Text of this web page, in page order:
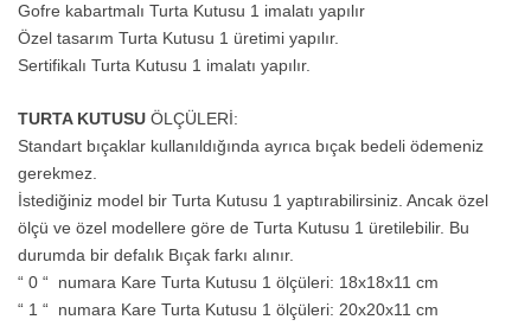
Gofre kabartmalı Turta Kutusu 1 imalatı yapılır
Özel tasarım Turta Kutusu 1 üretimi yapılır.
Sertifikalı Turta Kutusu 1 imalatı yapılır.
TURTA KUTUSU ÖLÇÜLERİ:
Standart bıçaklar kullanıldığında ayrıca bıçak bedeli ödemeniz
gerekmez.
İstediğiniz model bir Turta Kutusu 1 yaptırabilirsiniz. Ancak özel
ölçü ve özel modellere göre de Turta Kutusu 1 üretilebilir. Bu
durumda bir defalık Bıçak farkı alınır.
“ 0 “ numara Kare Turta Kutusu 1 ölçüleri: 18x18x11 cm
“ 1 “ numara Kare Turta Kutusu 1 ölçüleri: 20x20x11 cm